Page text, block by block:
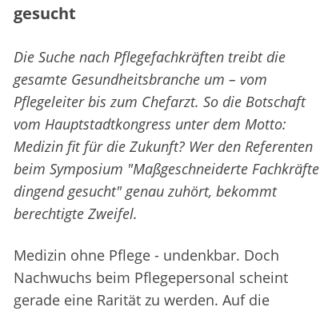
gesucht
Die Suche nach Pflegefachkräften treibt die
gesamte Gesundheitsbranche um – vom
Pflegeleiter bis zum Chefarzt. So die Botschaft
vom Hauptstadtkongress unter dem Motto:
Medizin fit für die Zukunft? Wer den Referenten
beim Symposium "Maßgeschneiderte Fachkräfte
dingend gesucht" genau zuhört, bekommt
berechtigte Zweifel.
Medizin ohne Pflege - undenkbar. Doch
Nachwuchs beim Pflegepersonal scheint
gerade eine Rarität zu werden. Auf die